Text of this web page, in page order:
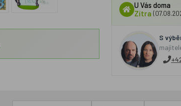
U Vás doma
Zítra
S